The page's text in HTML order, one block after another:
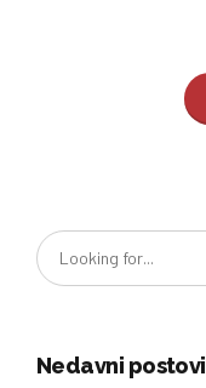
Nedavni postovi